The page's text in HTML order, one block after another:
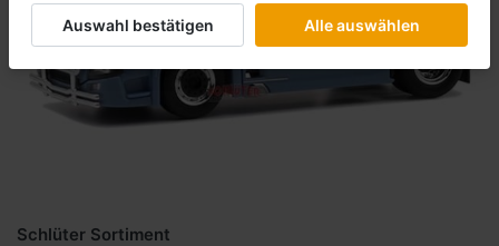
Schlüter Sortiment
Auswahl bestätigen Alle auswählen